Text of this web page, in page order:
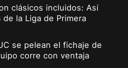
clásicos incluidos: Así
la Liga de Primera
se pelean el fichaje de
corre con ventaja